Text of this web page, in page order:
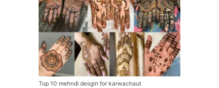
Top 10 mehndi desgin for karwachaut